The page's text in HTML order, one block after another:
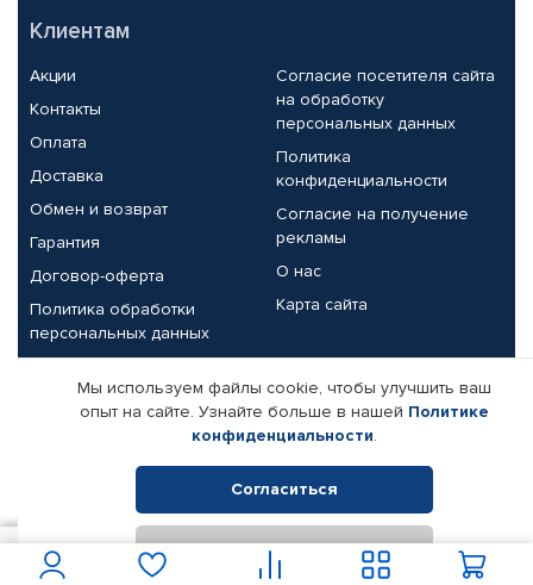
Клиентам
Акции
Контакты
Оплата
Доставка
Обмен и возврат
Гарантия
Договор-оферта
Политика обработки
персональных данных
Согласие посетителя сайта
на обработку
персональных данных
Политика
конфиденциальности
Согласие на получение
рекламы
О нас
Карта сайта
Партнерам
Корпоративным клиентам
Поставщикам
Реквизиты компании
© КАМАЗ ЦЕНТР ДОНЕЦК, 2015-2026. Все права защищены.
Интернет-магазин автомобильных товаров Автопрофи.
Мы используем файлы cookie, чтобы улучшить ваш
опыт на сайте. Узнайте больше в нашей Политике
конфиденциальности.
Согласиться
Отклонить
В корзину